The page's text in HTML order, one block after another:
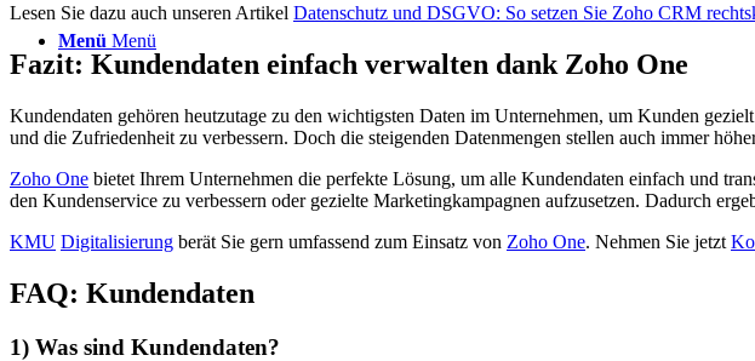
Menü Menü
Lesen Sie dazu auch unseren Artikel Datenschutz und DSGVO: So setzen Sie Zoho CRM
Fazit: Kundendaten einfach verwalten dank Zoho One
Kundendaten gehören heutzutage zu den wichtigsten Daten im Unternehmen, um Kunden
und die Zufriedenheit zu verbessern. Doch die steigenden Datenmengen stellen auch immer
Zoho One bietet Ihrem Unternehmen die perfekte Lösung, um alle Kundendaten einfach und
den Kundenservice zu verbessern oder gezielte Marketingkampagnen aufzusetzen. Dadurch
KMU Digitalisierung berät Sie gern umfassend zum Einsatz von Zoho One. Nehmen Sie jetzt
FAQ: Kundendaten
1) Was sind Kundendaten?